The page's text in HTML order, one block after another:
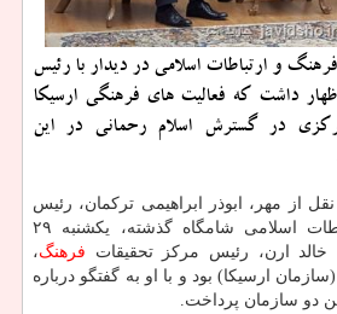
و ارتباطات اسلامی در دیدار با رئیس
داشت كه فعالیت های فرهنگی ارسیكا
در گسترش اسلام رحمانی در این
از مهر، ابوذر ابراهیمی تركمان، رئیس
سازمان فرهنگ و ارتباطات اسلامی شامگاه گذشته، یكشنبه ۲۹
فرهنگ،
ارسیكا) بود و با او به گفتگو درباره
دو سازمان پرداخت.